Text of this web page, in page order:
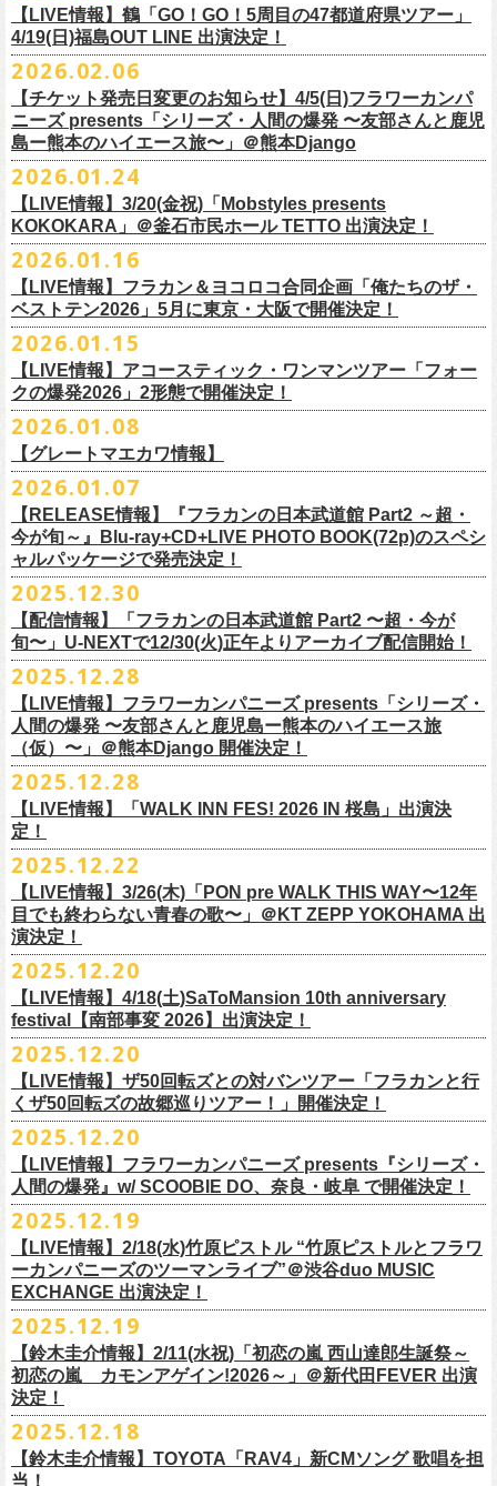
◎「モンキーTシャツ」
価格：￥3,700(税込)
ボディ：ビッグシルエット
カラー：ホワイト、アシッドブルー
素材 ： 綿100％
サイズ：S / M / L / XL
＜製品サイズ＞
S ： 身丈66cm / 身幅55cm / 肩幅52cm / 袖丈21cm
M ： 身丈70cm / 身幅58cm / 肩幅55cm / 袖丈23cm
L ： 身丈74cm / 身幅61cm / 肩幅58cm / 袖丈25cm
XL ： 身丈78cm / 身幅64cm / 肩幅61cm / 袖丈27cm
※上記サイズはあくまでも目安の寸法です
U-22割 ￥4,500(税込/ドリンク代別/身分証持参必須（コピー不可/公演当
日提示できない場合は一般価格チケットとの差額分をお支払いいただき
ます)
※１人１枚※未就学児入場不可/小学生以上チケット必要
一般チケット発売日：2026年6月6日(土)
＊ライブハウス会場限定店頭先行：4/4(土) 12:00〜19:00
・クラブカウンターアクション宮古店頭
〒027-0083 岩手県宮古市大通２丁目６－１１
注意事項
東北地方在住者のみの先着販売となります
１人１枚のみ購入可能
住所記載の身分証確認持参の上、 それぞれのライブハウス店頭にて販売
します
購入は現金のみとなります
転売は固く禁止とさせていただきます
公演当日も身分証を確認させて頂きます（U-22割も同様）
当日11:30〜整列開始いたします
近隣のご迷惑になるためそれ以前のお並びは禁止とさせていただき
その他詳細： https://www.gip-web.co.jp/schedule/detail/8491#13568
問い合わせ：G.I.P.https://www.gip-web.co.jp/t/info
ーーーーーーーーーーーーーー
＊【オフィシャルサイト先行】
受付期間：4/4(土)21:00～4/30(木)23:
受付 URL ： https://eplus.jp/
枚数制限
・ライブハウス公演：お1人様1公演につき1 枚まで
当落結果：5/2( 土)13:00
入金期限：5/4( 月)21:00
発券開始日：各公演日10日前～
ーーーーーーーーーーーーーー
dragondeluxe2026/
＊フラワーカンパニーズファンクラブ「ヤングフラワーズ」優先販売を
予定しています。次号会報誌にご案内を同
封します
◎「フォークの爆発2026 ミニマル巡業 〜うたとギターとコーラスと〜」
6/28(日) 札幌musica hall cafe 開場15:30/開演16:00 問：浮雲社中
チケット料金：4,800円（税込/整理番号付/ドリンク代別）
※高校生以下は当日¥2,000キャッシュバック（当日年齢を証明できるも
の（学生証、保険証など）のご提示が必要となります）
一般チケット発売日：3月28日(土)10:00
プレイガイドなど詳細はライブページにてご確認くださ
いhttps://flowercompanyz.com/live/
オフィシャルホームページ：https://www.nikuon.com/top
お問い合わせ：ニクオン実行委員会 info＠
◎「OTODAMA’26」
日時：5月4日(月祝)、5日(火祝) 開場10:00 / 開演11:00
＊フラワーカンパニーズの出演は5月5日(火祝)のみ
会場：大阪・泉大津フェニックス
その他詳細→https://shimizuonsen.com/otodama/26/
◎『YATSUI FESTIVAL! 2026』
日程： 2026年6 月20日（土）、
の出演は6/20(土)のみ
開場/開演（両日）： 11:30
会場: Spotify O-EAST / Spotify O-WEST / Spotify O-nest 5F / Spotify O-
nest 6F / Spotify O-Crest
duo MUSIC EXCHANGE /
clubasia / LOFT9 shibuya / WOMBLIVE /
shibuya 7thFLOOR
主催:やついいちろう
他出演者、チケットなど詳細：以下よりご確認ください
【YATSUI FESTIVAL! 2026 WEB INFORMATION】
オフィシャルサイト：https://yatsui-fes.com
オフィシャルX： https://x.com/YATSUIFES
オフィシャルFacebook：
https://www.facebook.com/YATSUIFES
オフィシャルInstagram ：https://www.instagram.com/yatsuifes/
YATSUI FESTIVAL! 2026お問合せ：Spotify O-EAST：03-5458-4681
「ホフディラン 春のベースまつり」に今年もグレートマエカワの出演が
決定！
◎「ホフディラン 春のベースまつり2026」
日時：2026年5月20日(水) OPEN 18:30 / START 19:00
会場：新代田FEVER
出演：ホフディラン
ゲストベーシスト：ウエノコウジ（the HIATUS / Radio Caroline)、グレ
ートマエカワ (フラワーカンパニーズ) 、junko（打首獄門同好会）、and
more,,,
来場チケット：前売り：¥5,300+1drink 当日：¥5,800+1drink
配信チケット：前売り配信視聴券：¥3,000
当日・アーカイブ配信視聴券：¥3,500
＊お得な来場＆配信チケット：前売り：¥7,000+1drink
チケット発売：
ホフディランオフィシャルFC先行(抽選)：3/19(木)
一般発売その他情報は
特設サイトにて→https://hoff.jp/e/
会場：恵比寿LIQUIDROOM
チケット料金：前売り¥5,700(税込/整理番号付/ドリンク代別途要) *記念バ
ッヂ付
一般チケット発売日：2026年3月15日(日)10:00
プレイガイド：
チケットぴあ
イープラス
ローソンチケット
ネクストロード 03-5114-7444（平日14:00〜18:00）
ーカンパニーズが不定期で行なっている２マンライブ企画「シリーズ・
人間の爆発」の一般チケット発売が3/8(日)10:00よりスタート！
ますます充実のライブを展開している両者によるガチンコ対バン、熱す
ぎるステージになること必至！
どうぞお見逃しなく〜
◎フラワーカンパニーズpresents『シリーズ・
・5月30日(土) 開場 16:30 / 開演 17:00
会場：奈良NEVER LAND
出演：フラワーカンパニーズ/SCOOBIE DO
チケット料金：前売り¥5.200(税込/D別/整理番号付)
一般チケット発売日：2026年3月8日(日)
プレイガイド：
イープラス
チケットぴあ
ローソンチケット Ｌコード：56253
問い合わせ：奈良NEVER LAND
・5月31日(日) 開場 15:30 / 開演 16:00
会場：岐阜柳ヶ瀬ANTS
出演：フラワーカンパニーズ/SCOOBIE DO
チケット料金：前売り¥5.200(税込/D別/整理番号付)
一般チケット発売日：2026年3月8日(日)
プレイガイド：
イープラス
問い合わせ：柳ヶ瀬アンツ
6月から開催するフラワーカンパニーズのアコースティック企画の新たな
試みとなる歌とアコースティックギター一本とコーラスと小物の楽器な
どで構成するライヴ「フォークの爆発2026 ミニマル巡業 〜うたとギター
とコーラスと〜」の一般チケット発売が3/8(日)10:00よりスタート！
◎「フォークの爆発2026 ミニマル巡業 〜うたとギターとコーラスと〜」
＊ミニマル巡業とは『
本とコーラスと小物の楽器などで構成するライヴ』です
6/8(月)京都・紫明会館 18:30/19:00 問：SOLE CAFE
6/10(水)広島・東広島 西条公会堂 18:30/19:00 問：キャンディープロモ
ーション広島
6/11(木)香川・高松燦庫(sanko) 18:30/19:00 問：燦庫-
SANKO-/TOONICE
6/13(土)三重・鳥羽水族館 18:15/18:45 問：ネクストロード
チケット料金：4,800円（税込/整理番号付/ドリンク代別）
※6/13＠鳥羽はドリンク代なし
※高校生以下は当日¥2,000キャッシュバック（
の（学生証、保険証など）のご提示が必要となります）
一般チケット発売日：3月8日(日)10:00
プレイガイドなど詳細はライブページにてご確認ください
https://flowercompanyz.com/live/2026/01/30/8956
＊追加された6/28(日)札幌公演は3/28(土)からの発売になります
6/28(日) 札幌musica hall cafe 開場15:30/開演16:00 問：浮雲社中
チケット料金：4,800円（税込/整理番号付/ドリンク代別）
※高校生以下は当日¥2,000キャッシュバック（
の（学生証、保険証など）
般チケット発売日：3月28日(土)10:00
6月から開催するフラワーカンパニーズのアコースティック企画の新たな
試みとなる歌とアコースティックギター一本とコーラスと小
どで構成するライヴ「フォークの爆発2026 ミニマル巡業 〜うたとギター
とコーラスと〜」に札幌公演の追加が決定！
◎「フォークの爆発2026 ミニマル巡業 〜うたとギターとコーラスと〜」
＊ミニマル巡業とは『 新たな試みとして歌とアコースティックギター一
本とコーラスと小 物の楽器などで構成するライヴ』です
日時：6/28(日) 開場15:30/開演16:00
会場：札幌musica hall cafe
チケット料金：4,800円（税込/整理番号付/ドリンク代別）
※高校生以下は当日¥2,000キャッシュバック（当日年齢を証明できるも
の（学生証、保険証など）
一般チケット発売日：3月28日(土)
お問い合わせ : 浮雲社中contact@ml.ukigmo.org
◎「オクノマサヒコ Japan Tour2026初夏の陣〜奥野還暦イヤー記念
祭〜」
＊5/15(金)大阪ムジカジャポニカ
DJ&LIVE オクノマサヒコ
(奥野真哉、グレートマエカワ)
ゲストDJ:45CLUB（mic&VITON6969）
18:00〜
¥3,000(ドリンク別)
整理番号あり
U25(25歳以下〜入場ラスト・要証明)¥2,000(D別）
2/28 19時よりこちらのフォームで予約開始！
https://musicaja.info/11920
＊5/16(土)広島bar edge
DJ&LIVE オクノマサヒコ
(奥野真哉、グレートマエカワ)
ゲストDJ:OKA-T／SAKI／HYNG
18:00〜
¥3,000(ドリンク別)
予約メールアドレス
okumasa.hrsm@gmail.com
公演タイトル：第11回！ 僕たち、プロ野球大好きミュージシャンです！
日時・会場：3月17日（火）新宿ロフトプラスワン
（http://www.loft-prj.co.jp/PLUSONE/）
開場／開演： 18:15／19:00
出演ミュージシャン： ※五十音順
イノウエアツシ（ニューロティカ／横浜DeNAベイスターズ）、ウエノコ
ウジ（the HIATUS、Radio
Caroline／広島東洋カープ）、オカモト”MOBY”タクヤ (SCOOBIE DO ／
MLB解説者)、グレート
マエカワ（フラワーカンパニーズ／中日ドラゴンズ）、樋口豊
（BUCK∞TICK／阪神タイガース）
司会：金光裕史（音楽と人編集部／阪神タイガース）
料金：前売￥4,000 ※税込／要1オーダー（500円以上）
チケット発売日：2月28日（土）11時〜
※購入枚数制限あり／お一人様2枚まで
※チケットの整理番号順での入場となります。
販売URL
https://eplus.jp/sf/detail/4487570001-P0030001
※販売ページは、2月21日0時以降に表示されます。ご了承ください。
注意事項
※営利目的のチケットの転売は固くお断り致します。転売チケットは入
場をお断りする場合もあり
ますのでご注意ください。
※撮影・録音・録画などは禁止とさせていただきます。また開場時のご
自分の席以外の席取りは
ご遠慮ください。
※マスクの着用は任意となりますが、過度な発声や他のお客様のご迷惑
となる声量はお控えく
ださい。
※飲食を伴うイベントのため、公演当日、体調不良や発熱症状のある方
は、来場をご遠慮いただ
きますようお願いいたします。
※ミュージシャンによるトークイベントですが、音楽の話は一切いたし
ませんのでご了承ください。
公演に関するお問い合わせ 新宿ロフトプラスワン 03-3205-6864
主催：音楽と人編集部 https://ongakutohito.com/
トークイベント〈第11回！ 僕たち、プロ野球大好きミュージシャンで
す！〉の開催決定！
【LIVE情報】鶴「GO！GO！5周目の47都道府県ツアー」
4/19(日)福島OUT LINE 出演決定！
鶴「GO！GO！5周目の47都道府県ツアー」4/19(日)福島OUT LINE 公演
にフラワーカンパニーズの出演が決定！
◎鶴「GO！GO！5周目の47都道府県ツアー」
日時：2026年4月19日(日) 開場15:30 / 開演16:00
会場：福島OUT LINE
出演：鶴、フラワーカンパニーズ
チケット料金：¥4800(税込/オールスタンディング/ドリンク代別途要)
一般チケット発売日：2月21日(土)
問い合わせ：GIPお問合せフォーム→https://www.gip-web.co.jp/t/info
2026.02.06
【チケット発売日変更のお知らせ】4/5(日)フラワーカンパ
ニーズ presents「シリーズ・人間の爆発 〜友部さんと鹿児
島ー熊本のハイエース旅〜」＠熊本Django
4月5日(日) 友部正人さんとの２マンライブ＠熊本Djangoの一般発売日に
つきまして、
当初2月7日(土)でご案内しておりましたが、諸事情により、
2月11日(水祝)からの発売に変更となりました。
ご予定していただいた皆さまにはご迷惑おかけしますが、何卒宜しくお
願い致します。
◎フラワーカンパニーズ presents 「シリーズ・人間の爆発 〜 友部さん と
鹿児島ー熊本のハイエース旅〜」
日時：2026年4月5日(日) 開場14:30 開演15:00
会場：熊本Django
チケット料金：5200円（税込/ドリンク代別/整理番号付）
一般チケット発売日：2026年2月11日(水祝)10:00
プレイガイド：イープラス
問い合わせ：熊本Django
2026.01.24
【LIVE情報】3/20(金祝)「Mobstyles presents
KOKOKARA」＠釜石市民ホール TETTO 出演決定！
釜石市民ホール TETTOで開催される「Mobstyles presents
KOKOKARA」にフラワーカンパニーズの出演が決定！
本日よりオフィシャル先行の受付もスタート！
東日本大震災から15年、新たなスタートを応援するイベント、ぜひお待
ちしております。
◎「Mobstyles presents KOKOKARA」
日時：2026年3月20日(金祝) 開場16:00 / 開演 17:00
会場：釜石市民ホール TETTO ホールA（〒026-0024 岩手県釜石市大町
1-1-9）
出演：10-FEET / フラワーカンパニーズ / OA 田原 104 洋/SBE
チケット料金：前売￥6,600（税込）
＊オフィシャル先行実施！
受付期間：1/24(土) 18:00〜2/1(日) 23:59
https://l-tike.com/kokokara/
イベントオフィシャルサイト：
https://www.mobstyles.tokyo/view/page/mob25th
2026.01.16
【LIVE情報】フラカン＆ヨコロコ合同企画「俺たちのザ・
ベストテン2026」5月に東京・大阪で開催決定！
2024年9月に荻窪TOP BEAT CLUBでフラワーカンパニーズ＆うつみよう
こ＆YOKOLOCO BAND合同企画として初開催、昨年は毎年恒例のフラワ
ーカンパニーズ主催イベント「DRAGON DELUXE」の特別編として11月
に名古屋DIAMOND HALで行ったスペシャル企画「俺たちのザ・ベストテ
ン」。
1978年〜1989年まで放送されていた伝説の歌番組【ザ・ベストテン】の
トリビュート企画として、誰もが口ずさめる当時ヒットした歌謡曲のみ
で全て構成するカヴァーライヴとなる今企画。同時代に音楽に目覚めた
バンドマンたちが数々の昭和歌謡曲へのリスペクトを全身全霊でぶつけ
る、そのスペシャルなステージの噂は各所に拡がり、次回への熱望の声
を受け、「俺たちのザ・ベストテン2026」の開催が決定！
5月、東京・荻窪TOP BEAT CLUB、さらに待望の初の大阪・十三GABU
と、2公演での開催となる。
ベストテン世代による、ベストテン世代のための、そしてベストテン世
代じゃなくてもきっと楽しんでいただける、懐かしくも新鮮でとびきり
贅沢なステージショウ！
今年はどんな選曲＆ランキングになるのか！？
どうぞお楽しみに！
＊【ザ・ベストテン】初代司会者、久米宏さんのご逝去の報に接し、心
から哀悼の意を捧げます
◎フラカン＆ヨコロコ合同企画「俺たちのザ・ベストテン2026」大阪編
【昭和の歌番組を代表する『ザ・ベストテン』のトリビュートLIVE。
数々の昭和歌謡のカヴァーだけの一夜】
日時：5/14(木) 開場18:30／開演19:00
会場：大阪・十三GABU
出演：
真城めぐみ(Vo)
うつみようこ(Vo)
鈴木圭介(Vo)
ミスター小西(Vo)
奥野真哉(Key)
2026.01.15
【LIVE情報】アコースティック・ワンマンツアー「フォー
クの爆発2026」2形態で開催決定！
フラワーカンパニーズのアコースティック企画「 フォークの爆発2026」
の開催が決定！
今年は、通常のアコースティック・スタイル「〜座って演奏するスタイ
ルです〜」でのライヴに加え、 新たな試みとして歌とアコースティック
ギター一本とコーラスと小物の楽器などで構成するライヴ「ミニマル巡
業 〜うたとギターとコーラスと〜」の２形態で開催いたします。
初の試み、そして初の会場を多く含む今ツアー、どうぞお楽しみに！
◎「フォークの爆発2026 ミニマル巡業 〜うたとギターとコーラスと〜」
＊ミニマル巡業とは『新たな試みとして歌とアコースティックギター一
本とコーラスと小 物の楽器などで構成するライヴ』です
6/8(月)京都・紫明会館 18:30/19:00 問：SOLE CAFE
6/10(水)広島・東広島 西条公会堂 18:30/19:00 問：キャンディープロモ
ーション広島
6/11(木)香川・高松燦庫(sanko) 18:30/19:00 問：燦庫-
SANKO-/TOONICE
6/13(土)三重・鳥羽水族館 18:15/18:45 問：ネクストロード
チケット料金：4,800円（税込/整理番号付/ドリンク代別）
※6/13＠鳥羽はドリンク代なし
※高校生以下は当日¥2,000キャッシュバック（当日年齢を証明できるも
の（学生証、保険証など）
2026.01.08
【グレートマエカワ情報】
◎STUDIO 841 PRESENTS LIVE 2026-1「前ベン」
【公演日】2026/2/7 (土)
【開場/開演】16:30/17:00
【会場】スタジオ841 埼玉県大里郡寄居町寄居1010
【出演】湯川トーベン、グレートマエカワ
【チャージ】￥4,000
【予約】
https://www.facebook.com/p/%E3%82%B9%E3%82%BF%E3%82%B8%
E3%82%AA%EF%BC%98%EF%BC%94%EF%BC%91-
61550212223544/
◎「まいう〜ロックフェス2026」
【公演日】2026/2/10 (火)
【開場/開演】18:30/19:00
【会場】荻窪 TOP BEAT CLUB
【出演】オーバーオールズ（石塚英彦、三宅伸治、グレートマエカワ、
石塚幸作）／GSK／どんぐりパワーズ／工膝わたる（THE NUGGETS）
【前売】￥5,000 ( +1D)
【発売場所】イープラス／Peatix
【イープラス URL】https://eplus.jp/sf/detail/4461090001-P0030001
【Peatix URL】https://peatix.com/event/4782289
【発売日】1/13 18:00
【問】TOP BEAT CLUB 03-6913-5433
◎「オクノマサヒコの DJ Dinners2026〜グレッグ・バレンタイン〜」
【日 程】2026年2月12日(木)
【時 間】OPEN 18:00 CLOSE 23:00 (L/O 22:00)
※お店のキャパシティに限りがあるため、混雑状況によっては時間制の
入れ替えとさせていただきます。
何卒、ご了承ください。
【会 場】押競満寿 〒151-0062 東京都渋谷区元代々木町25-5 1F
【料金】2000円（1ドリンク付き）
2026.01.07
【RELEASE情報】『フラカンの日本武道館 Part2 ～超・
今が旬～』Blu-ray+CD+LIVE PHOTO BOOK(72p)のスペシ
ャルパッケージで発売決定！
昨年9月20日(土)に開催されたフラワーカンパニーズ 日本武道館公演『フ
ラカンの日本武道館 Part2 〜超・今が旬〜』の模様を収録したLIVE Blu-
ray+CDの発売が決定！
全国のライブハウスを主戦場とし”メンバーチェンジなし、活動休止な
し”で全国各地でライブ・ツアーを続けているフラカンが、結成36年
で”超・今が旬”と自負し10年振りに挑んだ2度目の日本武道館ライブ。
映像監督・番場秀一氏が当日の模様と前後に行ったインタビューを交
え、今のフラカンをリアルに映し出した148分の映像、またライブ音源と
しても楽しめるのに加え、新保勇樹、CHIYORI、2人の気鋭カメラマンが
当日あらゆる角度から切り取った写真を贅沢にまとめた72ページのフォ
トブックも同梱したスペシャルパッケージ仕様で販売致します。
2025.12.30
【配信情報】「フラカンの日本武道館 Part2 〜超・今が
旬〜」U-NEXTで12/30(火)正午よりアーカイブ配信開始！
U-NEXTにて独占ライブ配信された9月20日(土)開催の日本武道館公演『フ
ラカンの日本武道館 Part2 〜超・今が旬〜』の模様が、12/30(火)正午よ
り再びU-NEXTにてアーカイブ配信スタート！
全国のライブハウスを主戦場とし”メンバーチェンジなし、
し”で全国各地でライブ・
で”超・今が旬” と自負し10年振りに挑んだ2度目の日本武道館ライブ。
映像監督・番場秀一氏が当日の模様と前後に行ったインタビューを交
え、今のフラカンをリアルに映し出した148分。
この配信を記念し公開されている、2020年開催の横浜アリーナでの無観
客配信ライブ、2022年開催の日比谷野音ライブ、そして年末恒例となっ
ている京都のライブハウス磔磔でのセットリ
2023年の映像と合わせて、どうぞお楽しみください。
＊U-NEXT独占ライブ配信詳細
◎フラワーカンパニーズ「フラカンの日本武道館 Part2 〜超・今が
旬〜」
配信日：2025年12月30日(火)正午
2025.12.28
【LIVE情報】フラワーカンパニーズ presents「シリーズ・
人間の爆発 〜友部さんと鹿児島ー熊本のハイエース旅
（仮）〜」＠熊本Django 開催決定！
友部正人さんと今度は九州へ！熊本で２マンライブ開催決定！
◎フラワーカンパニーズ presents 「シリーズ・人間の爆発 〜友部さん
鹿児島ー熊本のハイエース旅〜」
日時：2026年4月5日(日) 開場14:30 開演15:00
会場：熊本Django
出演：フラワーカンパニーズ、友部正人
チケット料金：5200円（税込/ドリンク代別/整理番号付）
一般チケット発売日：2026年2月11日(水祝)10:00
プレイガイド：イープラス
問い合わせ：熊本Django
＊一般チケット発売日が当初のご案内より変更となりました
2025.12.28
【LIVE情報】「WALK INN FES! 2026 IN 桜島」出演決
定！
2025.12.22
【LIVE情報】3/26(木)「PON pre WALK THIS WAY〜12年
目でも終わらない青春の歌〜」＠KT ZEPP YOKOHAMA 出
演決定！
2025.12.20
【LIVE情報】4/18(土)SaToMansion 10th anniversary
festival【南部事変 2026】出演決定！
2025.12.20
【LIVE情報】ザ50回転ズとの対バンツアー「フラカンと行
くザ50回転ズの故郷巡りツアー！」開催決定！
ザ50回転ズとの対バンツアーが決定！
2025.12.20
【LIVE情報】フラワーカンパニーズ presents『シリーズ・
人間の爆発』w/ SCOOBIE DO、奈良・岐阜 で開催決定！
2025.12.19
【LIVE情報】2/18(水)竹原ピストル “竹原ピストルとフラワ
ーカンパニーズのツーマンライブ”＠渋谷duo MUSIC
EXCHANGE 出演決定！
2025.12.19
【鈴木圭介情報】2/11(水祝)「初恋の嵐 西山達郎生誕祭～
初恋の嵐 カモンアゲイン!2026～」＠新代田FEVER 出演
決定！
2025.12.18
【鈴木圭介情報】TOYOTA「RAV4」新CMソング 歌唱を担
当！